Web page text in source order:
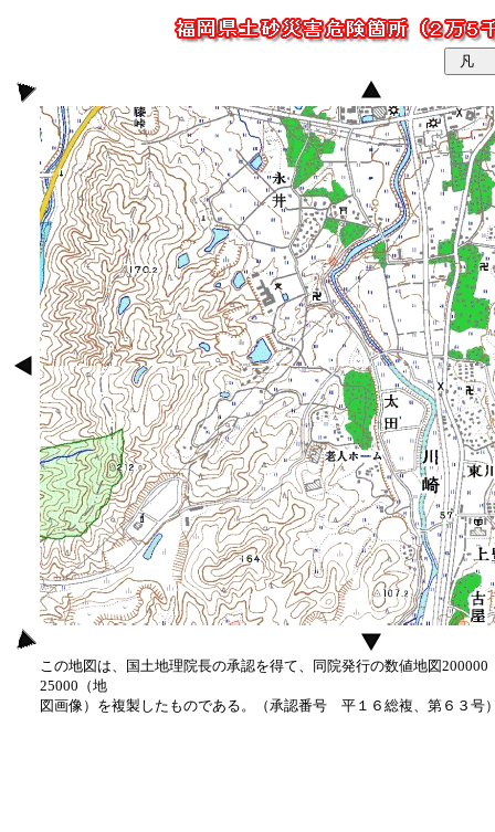
この地図は、国土地理院長の承認を得て、同院発行の数値地図
25000（地
図画像）を複製したものである。（承認番号 平１６総複、第６３号